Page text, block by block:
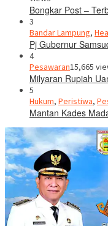
Bongkar Post –
3
Bandar Lampung,
Pj Gubernur
4
Pesawaran15,665
Milyaran Rupiah
5
Hukum, Peristiwa,
Mantan Kades